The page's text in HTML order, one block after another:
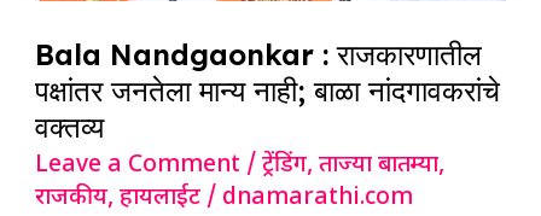
Bala Nandgaonkar : राजकारणातील
पक्षांतर जनतेला मान्य नाही; बाळा नांदगावकरांचे
वक्तव्य
Leave a Comment /ट्रेंडिंग,ताज्या बातम्या,
राजकीय,हायलाईट / dnamarathi.com